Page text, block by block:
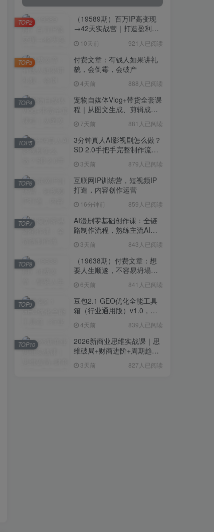
（19589期）百万IP高变现
→42天实战营｜打造盈利赚
域转化批量成交积累客户案
例
10天前 921人已阅读
TOP2
付费文章：有钱人如果讲礼
貌，会倒霉，会破产
4天前 888人已阅读
TOP3
宠物自媒体Vlog+带货全套课
程｜从图文生成、剪辑成片
7天前 881人已阅读
TOP4
3分钟真人AI影视剧怎么做？
SD 2.0手把手完整制作流程
无限生成
3天前 879人已阅读
TOP5
互联网IP训练营，短视频IP
打造，内容创作运营
16分钟前 859人已阅读
TOP6
AI漫剧零基础创作课：全链
路制作流程，熟练主流AI工
3天前 843人已阅读
TOP7
（19638期）付费文章：想
要人生顺遂，不容易坍塌，
6天前 841人已阅读
TOP8
豆包2.1 GEO优化全能工具
箱（行业通用版）v1.0，会
景4天前 839人已阅读
TOP9
2026新商业思维实战课｜思
维破局+财商进阶+周期趋势
度解析全体系
3天前 827人已阅读
TOP10